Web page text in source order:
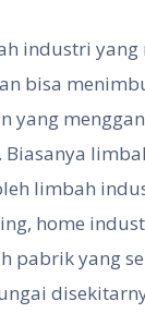
industri
bisa
yang
Biasanya
limbah
home
pabrik yang